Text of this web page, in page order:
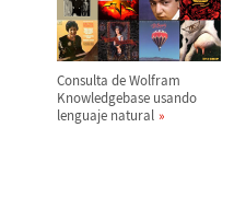
Consulta de Wolfram
Knowledgebase usando
lenguaje natural